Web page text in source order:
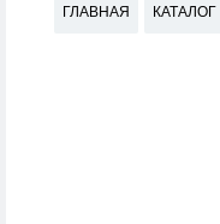
ГЛАВНАЯ